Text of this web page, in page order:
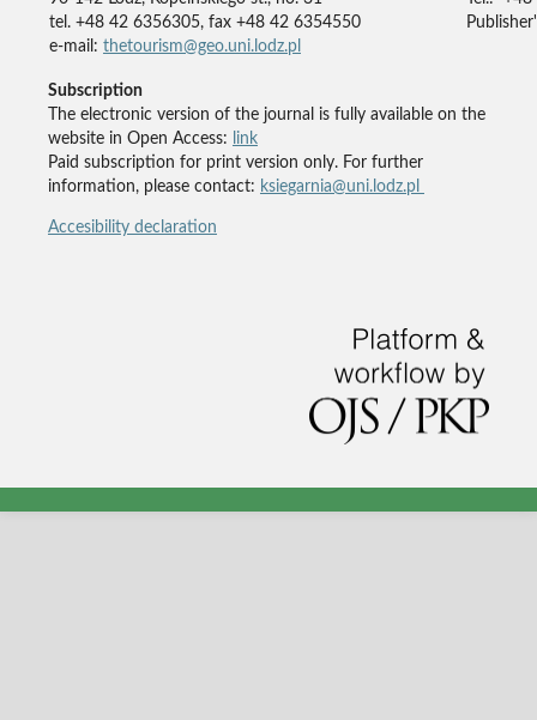
tel. +48 42 6356305, fax +48 42 6354550
e-mail: thetourism@geo.uni.lodz.pl
Subscription
The electronic version of the journal is fully available on the
website in Open Access:
link
Paid subscription for print version only. For further
information, please contact: ksiegarnia@uni.lodz.pl
Accesibility declaration